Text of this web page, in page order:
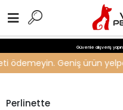
Güvenle alışveriş
ödemeyin. Geniş ürün
Perlinette